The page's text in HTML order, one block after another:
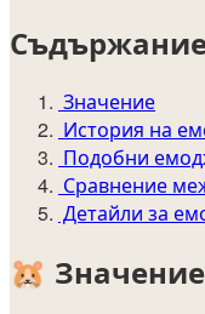
Значение
История на
Подобни
Сравнение
Детайли за
🐹 Значение